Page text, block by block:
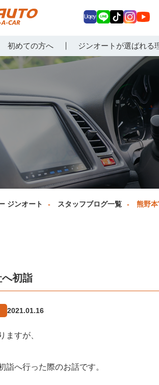
タカー
初めての方へ ジンオートが選ばれる
ey E
Tokagr
am
uT
ub
ジンオート スタッフブログ一覧 熊野
初詣
2021.01.16
ますが、
詣へ行った際のお話です。